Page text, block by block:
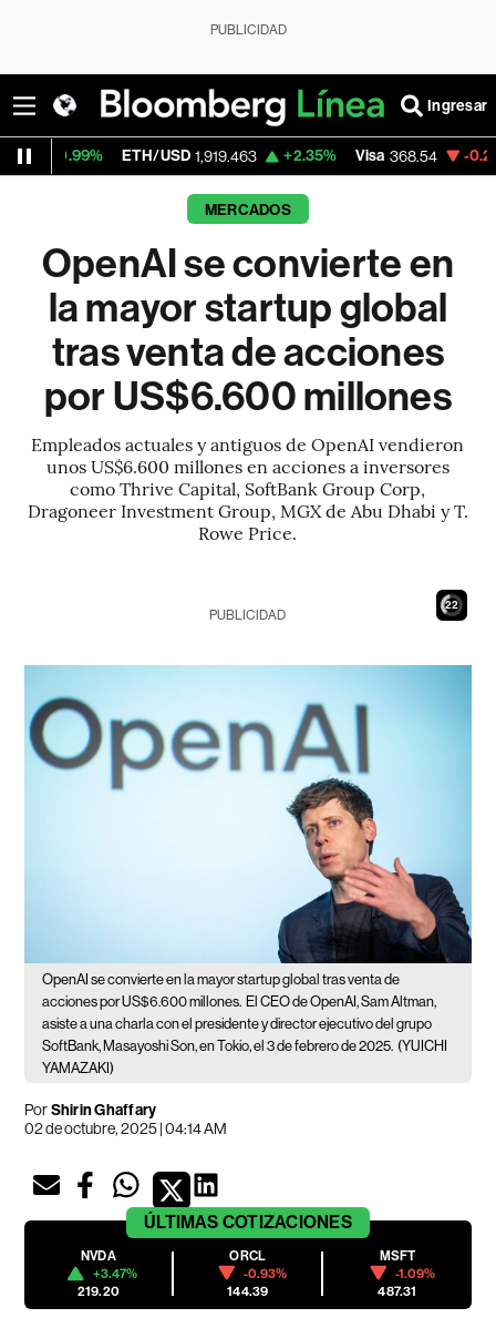
PUBLICIDAD
Ingresar
ETH/USD 1,919.463 +2.35% Visa 368.54 -0.28%
MERCADOS
OpenAI se convierte en
la mayor startup global
tras venta de acciones
por US$6.600 millones
Empleados actuales y antiguos de OpenAI vendieron
unos US$6.600 millones en acciones a inversores
como Thrive Capital, SoftBank Group Corp,
Dragoneer Investment Group, MGX de Abu Dhabi y T.
Rowe Price.
21
PUBLICIDAD
OpenAI se convierte en la mayor startup global tras venta de
acciones por US$6.600 millones. El CEO de OpenAI, Sam Altman,
asiste a una charla con el presidente y director ejecutivo del grupo
SoftBank, Masayoshi Son, en Tokio, el 3 de febrero de 2025. (YUICHI
YAMAZAKI)
PorShirin Ghaffary
02 de octubre, 2025 | 04:14 AM
ÚLTIMAS COTIZACIONES
NVDA
+3.47%
219.20
ORCL
-0.93%
144.39
MSFT
-1.09%
487.31